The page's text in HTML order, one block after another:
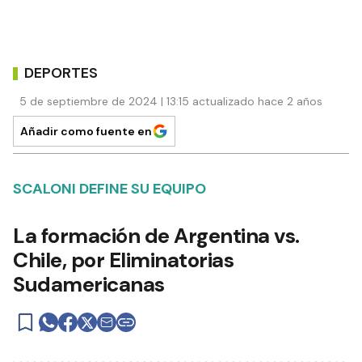
DEPORTES
5 de septiembre de 2024 | 13:15 actualizado hace 2 años
Añadir como fuente en
SCALONI DEFINE SU EQUIPO
La formación de Argentina vs.
Chile, por Eliminatorias
Sudamericanas